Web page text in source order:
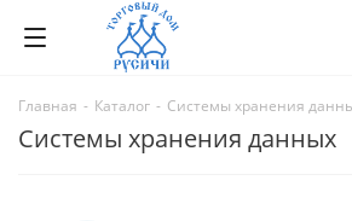
Главная - Каталог - Системы хранения
Системы хранения данных